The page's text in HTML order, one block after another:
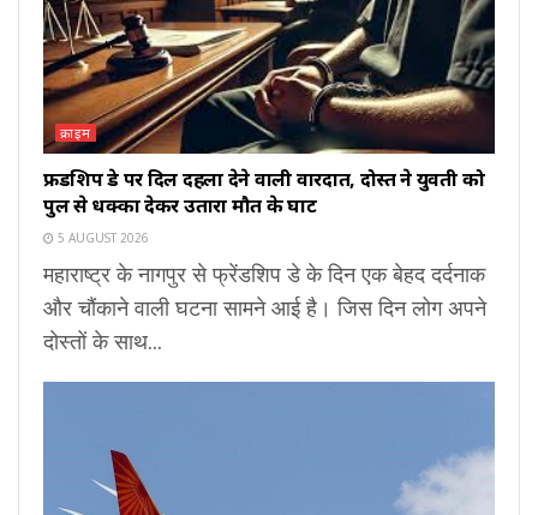
क्राइम
फ्रेंडशिप डे पर दिल दहला देने वाली वारदात, दोस्त ने युवती को
पुल से धक्का देकर उतारा मौत के घाट
5 AUGUST 2026
महाराष्ट्र के नागपुर से फ्रेंडशिप डे के दिन एक बेहद दर्दनाक
और चौंकाने वाली घटना सामने आई है। जिस दिन लोग अपने
दोस्तों के साथ...